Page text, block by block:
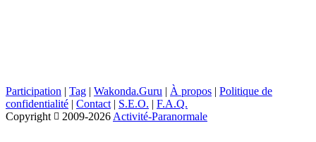
Participation | Tag | Wakonda.Guru | À propos | Politique de
confidentialité | Contact | S.E.O. | F.A.Q.
Copyright
2009-2026 Activité-Paranormale